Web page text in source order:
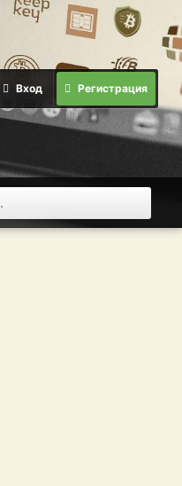
Вход Регистрация